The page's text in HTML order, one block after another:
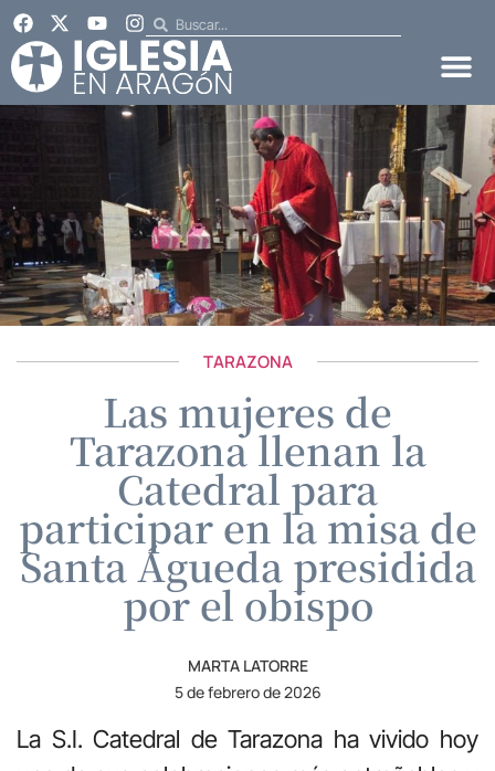
TARAZONA
Las mujeres de
Tarazona llenan la
Catedral para
participar en la misa de
Santa Águeda presidida
por el obispo
MARTA LATORRE
5 de febrero de 2026
La S.I. Catedral de Tarazona ha vivido hoy